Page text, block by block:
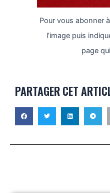
Pour vous abonner
l’image puis
page
PARTAGER CET